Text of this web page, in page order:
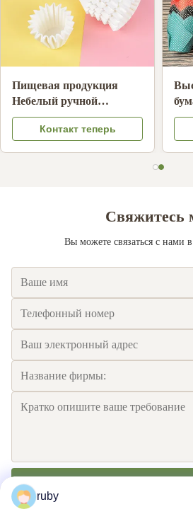
Пищевая продукция
Небелый ручной
капельный кофе
фильтры Нефтяные
Контакт теперь
Свяжитесь
Вы можете связаться с нами
ruby